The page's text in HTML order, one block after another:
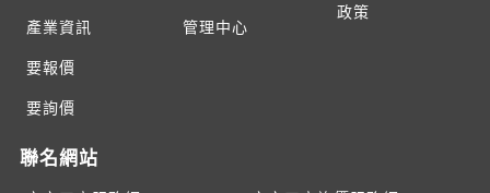
產業資訊
要報價
要詢價
管理中心
政策
聯名網站